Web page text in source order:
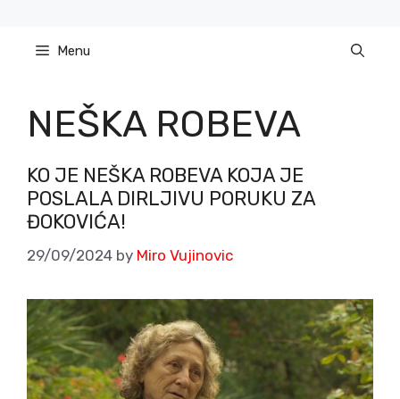
content Menu
NEŠKA ROBEVA
KO JE NEŠKA ROBEVA KOJA JE
POSLALA DIRLJIVU PORUKU ZA
ĐOKOVIĆA!
29/09/2024 by Miro Vujinovic